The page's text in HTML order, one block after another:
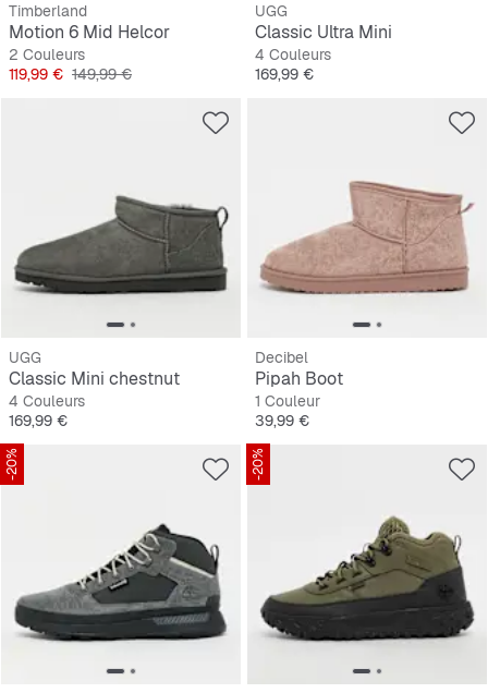
Timberland
Motion 6 Mid Helcor
2 Couleurs
Prix
119,99 € Prix original
149,99 €
UGG
Classic Ultra Mini
4 Couleurs
Prix
169,99 €
UGG
Classic Mini chestnut
4 Couleurs
Prix
169,99 €
Decibel
Pipah Boot
1 Couleur
Prix
39,99 €
-20% -20%